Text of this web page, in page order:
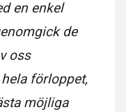
en enkel
de
oss
förloppet,
möjliga